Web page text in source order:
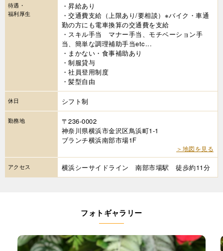
待遇・
福利厚生
・昇給あり
・交通費支給（上限あり/要相談）※バイク・車通
勤の方にも電車換算の交通費を支給
・スキル手当 マナー手当、モチベーション手
当、簡単な調理補助手当etc...
・まかない・食事補助あり
・制服貸与
・社員登用制度
・髪型自由
休日 シフト制
勤務地
〒236-0002
神奈川県横浜市金沢区鳥浜町1-1
ブランチ横浜南部市場1F
＞地図を見る
アクセス 横浜シーサイドライン 南部市場駅 徒歩約11分
フォトギャラリー